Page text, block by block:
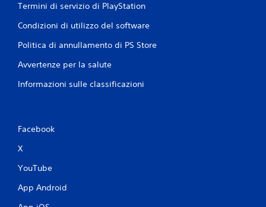
Termini di servizio di PlayStation
Condizioni di utilizzo del software
Politica di annullamento di PS Store
Avvertenze per la salute
Informazioni sulle classificazioni
Facebook
X
YouTube
App Android